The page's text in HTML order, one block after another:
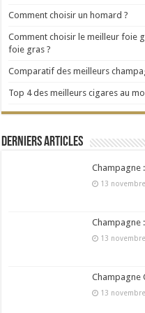
Comment choisir un homard ?
Comment choisir le meilleur foie
foie gras ?
Comparatif des meilleurs
Top 4 des meilleurs cigares au
Derniers articles
Champagne
13
Champagne
13
Champagne
13